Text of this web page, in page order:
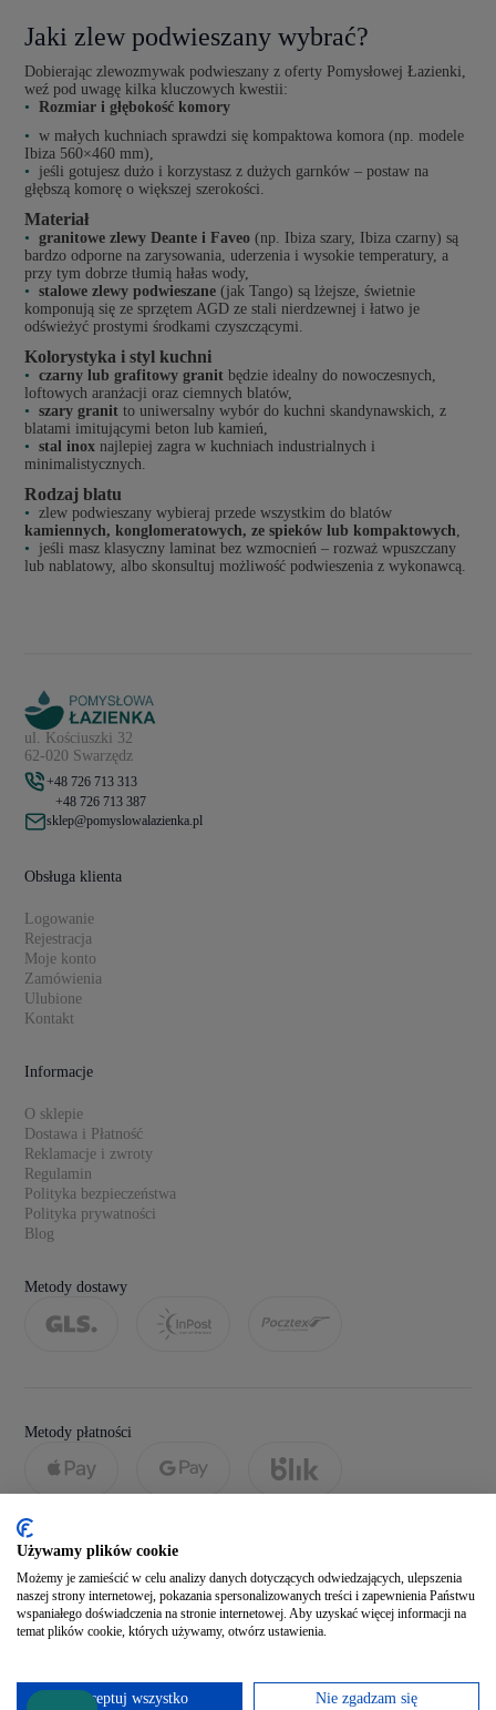
Jaki zlew podwieszany wybrać?
Dobierając zlewozmywak podwieszany z oferty Pomysłowej Łazienki,
weź pod uwagę kilka kluczowych kwestii:
Rozmiar i głębokość komory
w małych kuchniach sprawdzi się kompaktowa komora (np. modele
Ibiza 560×460 mm),
jeśli gotujesz dużo i korzystasz z dużych garnków – postaw na
głębszą komorę o większej szerokości.
Materiał
granitowe zlewy Deante i Faveo (np. Ibiza szary, Ibiza czarny) są
bardzo odporne na zarysowania, uderzenia i wysokie temperatury, a
przy tym dobrze tłumią hałas wody,
stalowe zlewy podwieszane (jak Tango) są lżejsze, świetnie
komponują się ze sprzętem AGD ze stali nierdzewnej i łatwo je
odświeżyć prostymi środkami czyszczącymi.
Kolorystyka i styl kuchni
czarny lub grafitowy granit będzie idealny do nowoczesnych,
loftowych aranżacji oraz ciemnych blatów,
szary granit to uniwersalny wybór do kuchni skandynawskich, z
blatami imitującymi beton lub kamień,
stal inox najlepiej zagra w kuchniach industrialnych i
minimalistycznych.
Rodzaj blatu
zlew podwieszany wybieraj przede wszystkim do blatów
kamiennych, konglomeratowych, ze spieków lub kompaktowych
jeśli masz klasyczny laminat bez wzmocnień – rozważ wpuszczany
lub nablatowy, albo skonsultuj możliwość podwieszenia z wykonawcą.
ul. Kościuszki 32
62-020 Swarzędz
+48 726 713 313
+48 726 713 387
sklep@pomyslowalazienka.pl
Obsługa klienta
Logowanie
Rejestracja
Moje konto
Zamówienia
Ulubione
Kontakt
Informacje
O sklepie
Dostawa i Płatność
Reklamacje i zwroty
Regulamin
Polityka bezpieczeństwa
Polityka prywatności
Blog
Metody dostawy
Metody płatności
Social media
Używamy plików cookie
Możemy je zamieścić w celu analizy danych dotyczących odwiedzających, ulepszenia
naszej strony internetowej, pokazania spersonalizowanych treści i zapewnienia Państwu
wspaniałego doświadczenia na stronie internetowej. Aby uzyskać więcej informacji na
temat plików cookie, których używamy, otwórz ustawienia.
Akceptuj wszystko Nie zgadzam się